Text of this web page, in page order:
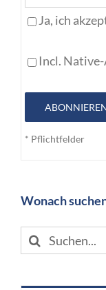
Ja, ich
Incl.
* Pflichtfelder
Wonach
Suche
nach: